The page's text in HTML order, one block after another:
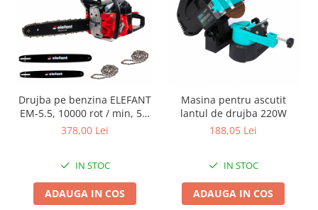
Masini batut stalpi si accesorii
Roabe & accesorii
Casute gradina si cutii depozitare
Mobilier gradina
Corturi, Prelate si plase de
umbrire
Lopeti zapada
Teascuri
Zdrobitoare electrice
Drujba pe benzina ELEFANT
EM-5.5, 10000 rot / min, 5,5
CP
378,00 Lei
IN STOC
ADAUGA IN COS
Masina pentru ascutit
lantul de drujba 220W
188,05 Lei
IN STOC
ADAUGA IN COS